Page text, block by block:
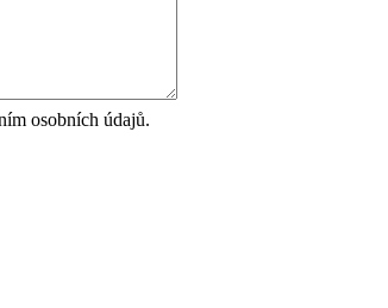
osobních údajů.